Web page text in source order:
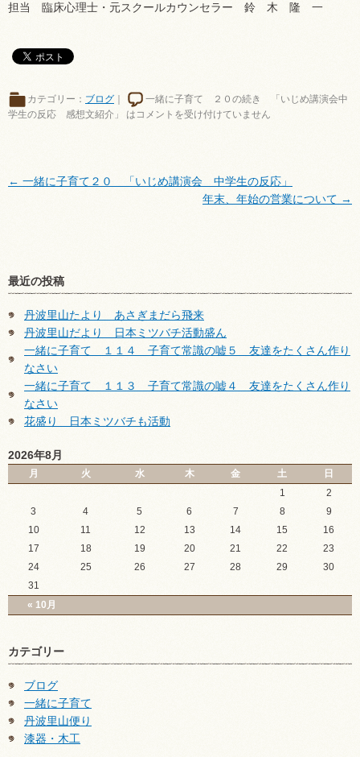
担当 臨床心理士・元スクールカウンセラー 鈴 木 隆 一
カテゴリー： ブログ
一緒に子育て ２０の続き 「いじめ講演会中
学生の反応 感想文紹介」 は コメントを受け付けていません
← 一緒に子育て２０ 「いじめ講演会 中学生の反応」
年末、年始の営業について →
最近の投稿
丹波里山たより あさぎまだら飛来
丹波里山だより 日本ミツバチ活動盛ん
一緒に子育て １１４ 子育て常識の嘘５ 友達をたくさん作り
なさい
一緒に子育て １１３ 子育て常識の嘘４ 友達をたくさん作り
なさい
花盛り 日本ミツバチも活動
2026年8月
月 火 水 木 金 土 日
« 10月
1
2
3
4 5 6 7 8
9
10
11 12 13 14 15
16
17
18 19 20 21 22
23
24
25 26 27 28 29
30
31
カテゴリー
ブログ
一緒に子育て
丹波里山便り
漆器・木工